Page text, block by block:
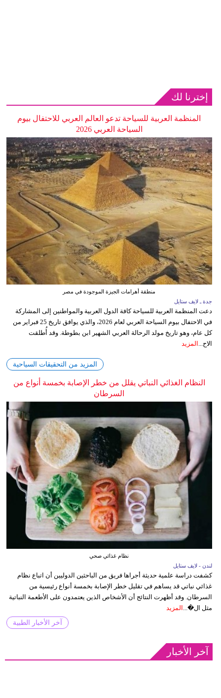
إخترنا لك
المنظمة العربية للسياحة تدعو العالم العربي للاحتفال بيوم
السياحة العربي 2026
منطقة أهرامات الجيزة الموجودة في مصر
جدة ـ لايف ستايل
دعت المنظمة العربية للسياحة كافة الدول العربية والمواطنين إلى المشاركة
في الاحتفال بيوم السياحة العربي لعام 2026، والذي يوافق تاريخ 25 فبراير من
كل عام، وهو تاريخ مولد الرحالة العربي الشهير ابن بطوطة. وقد أُطلقت
الاح... المزيد
المزيد من التحقيقات السياحية
النظام الغذائي النباتي يقلل من خطر الإصابة بخمسة أنواع من
السرطان
نظام غذائي صحي
لندن - لايف ستايل
كشفت دراسة علمية حديثة أجراها فريق من الباحثين الدوليين أن اتباع نظام
غذائي نباتي قد يساهم في تقليل خطر الإصابة بخمسة أنواع رئيسية من
السرطان. وقد أظهرت النتائج أن الأشخاص الذين يعتمدون على الأطعمة النباتية
مثل ال�...
المزيد
آخر الأخبار الطبية
آخر الأخبار